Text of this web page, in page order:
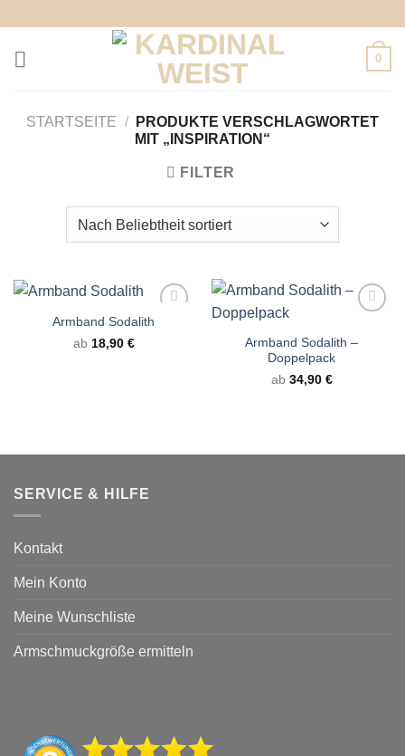
springen
0
STARTSEITE /
PRODUKTE VERSCHLAGWORTET
MIT „INSPIRATION“
FILTER
Armband Sodalith
ab 18,90 €
Armband Sodalith –
Doppelpack
ab 34,90 €
SERVICE & HILFE
Kontakt
Mein Konto
Meine Wunschliste
Armschmuckgröße ermitteln